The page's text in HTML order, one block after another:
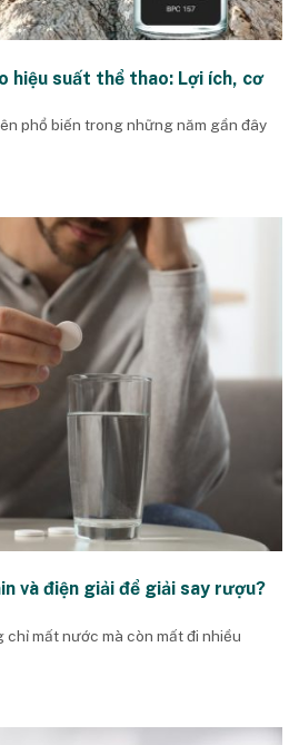
hiệu suất thể thao: Lợi ích, cơ
phổ biến trong những năm gần đây
và điện giải để giải say rượu?
chỉ mất nước mà còn mất đi nhiều